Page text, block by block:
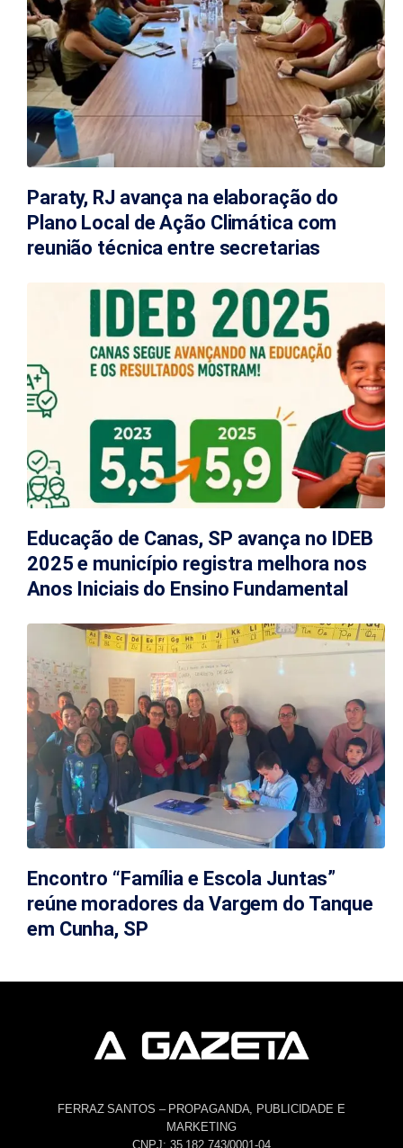
Paraty, RJ avança na elaboração do
Plano Local de Ação Climática com
reunião técnica entre secretarias
Educação de Canas, SP avança no IDEB
2025 e município registra melhora nos
Anos Iniciais do Ensino Fundamental
Encontro “Família e Escola Juntas”
reúne moradores da Vargem do Tanque
em Cunha, SP
FERRAZ SANTOS – PROPAGANDA, PUBLICIDADE E
MARKETING
CNPJ: 35.182.743/0001-04